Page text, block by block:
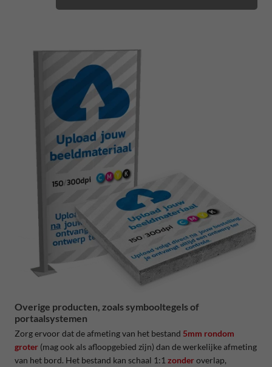
Overige producten, zoals symbooltegels of
portaalsystemen
Zorg ervoor dat de afmeting van het bestand 5mm rondom
groter(mag ook als afloopgebied zijn) dan de werkelijke afmeting
van het bord. Het bestand kan schaal 1:1 zonderoverlap,